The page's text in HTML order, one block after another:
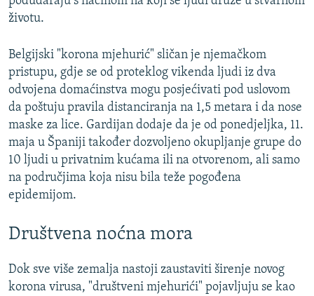
životu.
Belgijski "korona mjehurić" sličan je njemačkom
pristupu, gdje se od proteklog vikenda ljudi iz dva
odvojena domaćinstva mogu posjećivati pod uslovom
da poštuju pravila distanciranja na 1,5 metara i da nose
maske za lice. Gardijan dodaje da je od ponedjeljka, 11.
maja u Španiji također dozvoljeno okupljanje grupe do
10 ljudi u privatnim kućama ili na otvorenom, ali samo
na područjima koja nisu bila teže pogođena
epidemijom.
Društvena noćna mora
Dok sve više zemalja nastoji zaustaviti širenje novog
korona virusa, "društveni mjehurići" pojavljuju se kao